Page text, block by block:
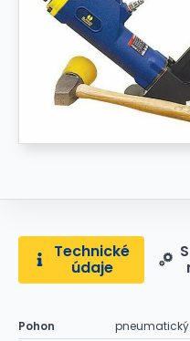
Technické
údaje
Pohon
pneumatický